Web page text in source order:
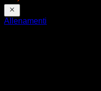
Allenamenti